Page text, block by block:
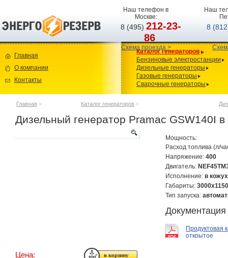
Наш телефон в
Москве:
8 (495)212-23-
86
Схема проезда >
Наш
8
Главная
О компании
Контакты
Каталог генераторов
Бензиновые электростанции
Дизельные генераторы
Газовые генераторы
Сварочные генераторы
Главная > Каталог генераторов >
Дизельный генератор Pramac GSW140I в
Мощность:
Расход топлива (л/
Напряжение: 400
Двигатель:
Исполнение: в
Габариты:
Тип запуска:
Документация
Продуктовая
открытое
Цена: